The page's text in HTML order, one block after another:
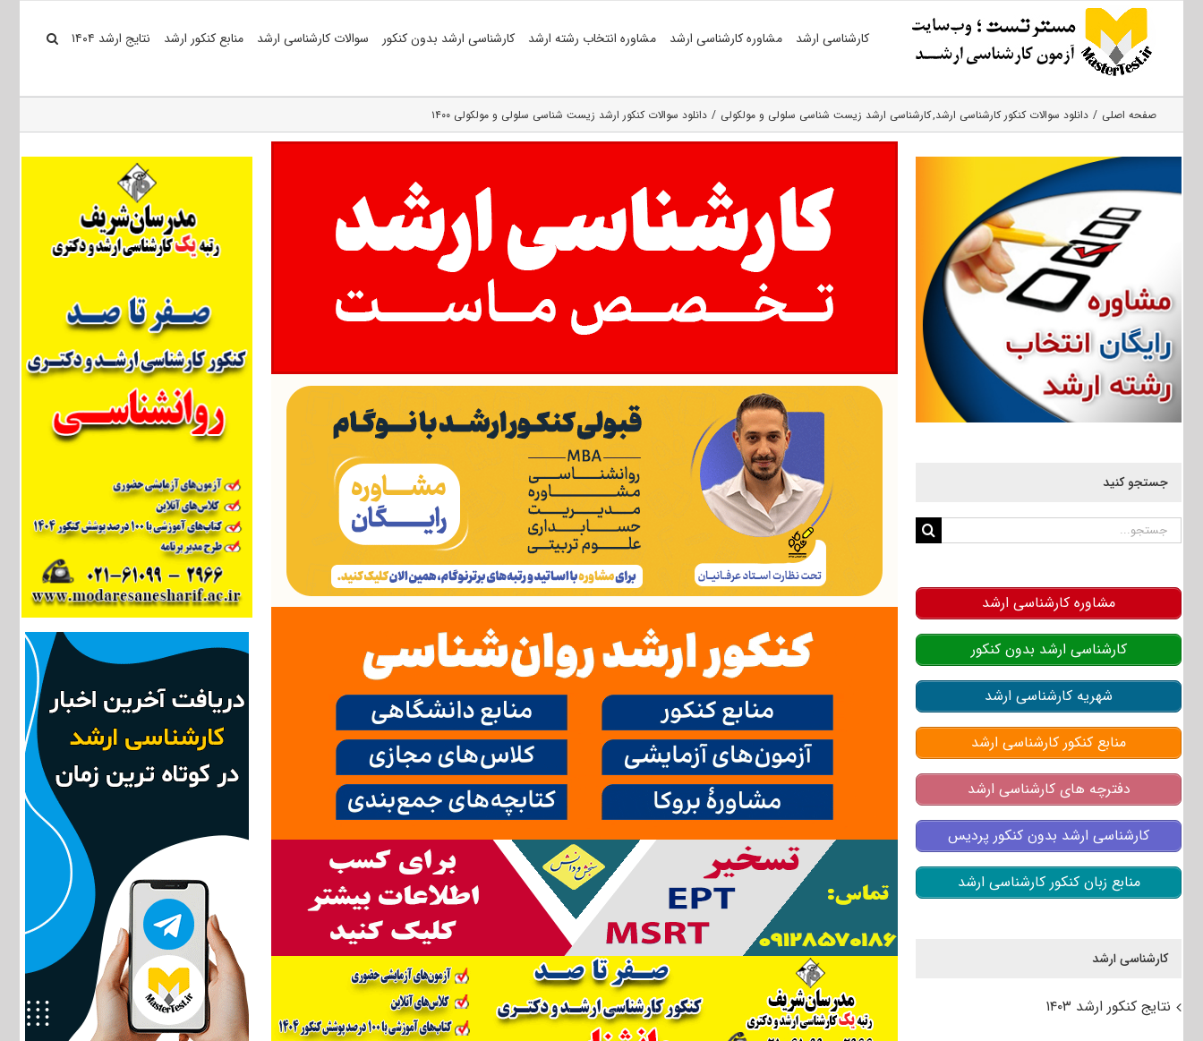
کارشناسی ارشد مشاوره کارشناسی ارشد مشاوره انتخاب رشته ارشد کارشناسی ارشد بدون کنکور سوالات کارشناسی ارشد منابع کنکور ارشد نتایج ارشد ۱۴۰۴
صفحه اصلی دانلود سوالات کنکور کارشناسی ارشد کارشناسی ارشد زیست شناسی سلولی و مولکولی دانلود سوالات کنکور ارشد زیست شناسی سلولی و مولکولی ۱۴۰۰
جستجو کنید
جستجو
مشاوره کارشناسی ارشد
کارشناسی ارشد بدون کنکور
شهریه کارشناسی ارشد
منابع کنکور کارشناسی ارشد
دفترچه های کارشناسی ارشد
کارشناسی ارشد بدون کنکور پردیس
منابع زبان کنکور کارشناسی ارشد
کارشناسی ارشد
نتایج کنکور ارشد ۱۴۰۳